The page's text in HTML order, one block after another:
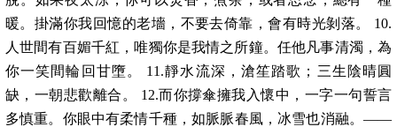
暖。掛滿你我回憶的老墻，不要去倚靠，會有時光剝落。 10.
人世間有百媚千紅，唯獨你是我情之所鐘。任他凡事清濁，為
你一笑間輪回甘墮。 11.靜水流深，滄笙踏歌；三生陰晴圓
缺，一朝悲歡離合。 12.而你撐傘擁我入懷中，一字一句誓言
多慎重。你眼中有柔情千種，如脈脈春風，冰雪也消融。——